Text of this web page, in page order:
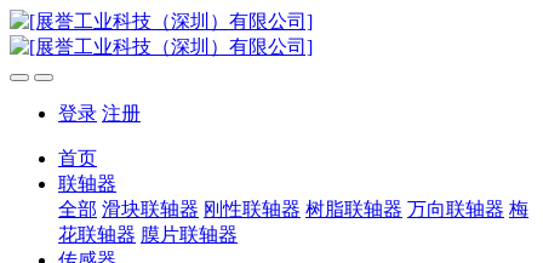
登录 注册
首页
联轴器
全部 滑块联轴器 刚性联轴器 树脂联轴器 万向联轴器 梅
花联轴器 膜片联轴器